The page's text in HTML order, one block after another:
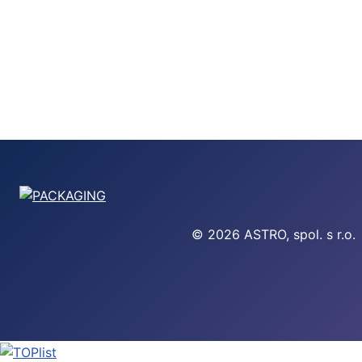
© 2026 ASTRO, spol. s r.o.